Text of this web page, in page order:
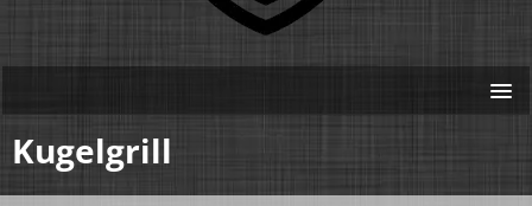
Kugelgrill